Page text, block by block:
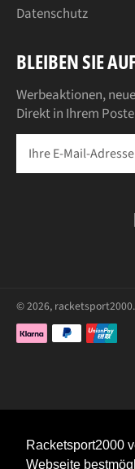
Racketsport2000
Webseite
Datenschutz
BLEIBEN SIE
Werbeaktionen,
Direkt in Ihrem
© 2026, racketsport2000
Zahlungsarten